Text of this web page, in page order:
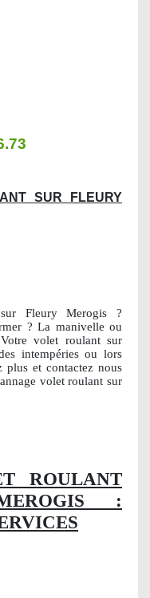
SUR FLEURY
Fleury Merogis ?
? La manivelle ou
volet roulant sur
intempéries ou lors
plus et contactez nous
volet roulant sur
ROULANT
: